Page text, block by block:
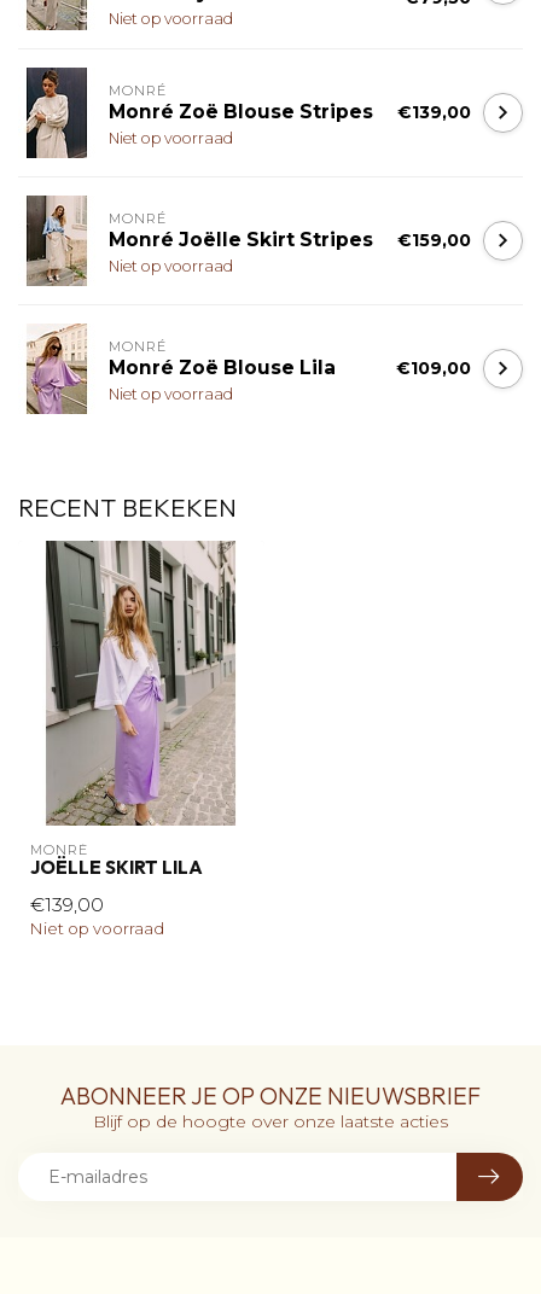
Niet op voorraad
MONRÉ
Monré Zoë Blouse Stripes
Niet op voorraad
€139,00
MONRÉ
Monré Joëlle Skirt Stripes
Niet op voorraad
€159,00
MONRÉ
Monré Zoë Blouse Lila
Niet op voorraad
€109,00
RECENT BEKEKEN
MONRÉ
JOËLLE SKIRT LILA
€139,00
Niet op voorraad
ABONNEER JE OP ONZE NIEUWSBRIEF
Blijf op de hoogte over onze laatste acties